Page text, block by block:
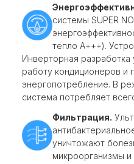
системы SUPER
тепло А+++).
Инверторная
работу кондиционеров и
энергопотребление. В
система потребляет
Фильтрация.
уничтожают
микроорганизмы